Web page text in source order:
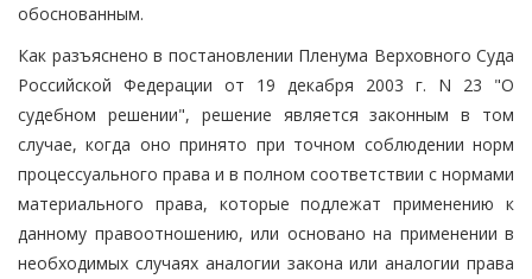
обоснованным.
Как разъяснено в постановлении Пленума Верховного Суда
Российской Федерации от 19 декабря 2003 г. N 23 "О
судебном решении", решение является законным в том
случае, когда оно принято при точном соблюдении норм
процессуального права и в полном соответствии с нормами
материального права, которые подлежат применению к
данному правоотношению, или основано на применении в
необходимых случаях аналогии закона или аналогии права